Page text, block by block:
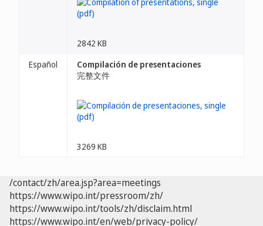
2842 KB
Español
Compilación de presentaciones
完整文件
3269 KB
/contact/zh/area.jsp?area=meetings
https://www.wipo.int/pressroom/zh/
https://www.wipo.int/tools/zh/disclaim.html
https://www.wipo.int/en/web/privacy-policy/